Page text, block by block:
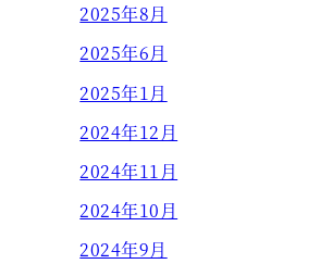
2025年8月
2025年6月
2025年1月
2024年12月
2024年11月
2024年10月
2024年9月